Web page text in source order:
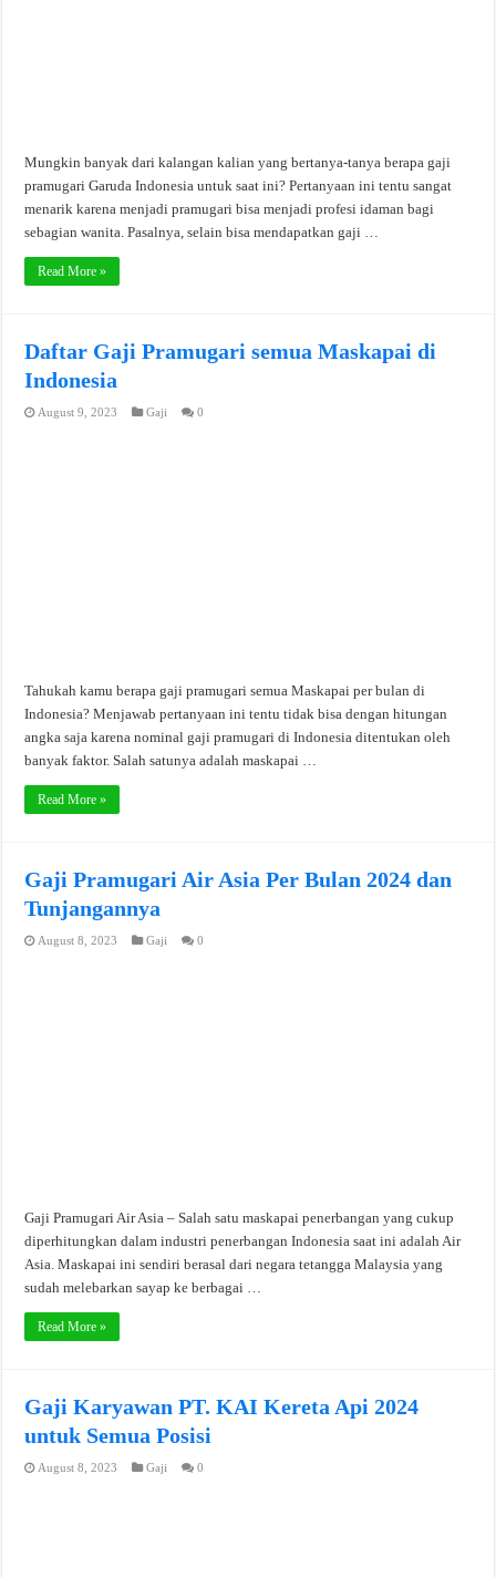
Mungkin banyak dari kalangan kalian yang bertanya-tanya berapa gaji
pramugari Garuda Indonesia untuk saat ini? Pertanyaan ini tentu sangat
menarik karena menjadi pramugari bisa menjadi profesi idaman bagi
sebagian wanita. Pasalnya, selain bisa mendapatkan gaji …
Read More »
Daftar Gaji Pramugari semua Maskapai di
Indonesia
August 9, 2023 Gaji 0
Tahukah kamu berapa gaji pramugari semua Maskapai per bulan di
Indonesia? Menjawab pertanyaan ini tentu tidak bisa dengan hitungan
angka saja karena nominal gaji pramugari di Indonesia ditentukan oleh
banyak faktor. Salah satunya adalah maskapai …
Read More »
Gaji Pramugari Air Asia Per Bulan 2024 dan
Tunjangannya
August 8, 2023 Gaji 0
Gaji Pramugari Air Asia – Salah satu maskapai penerbangan yang cukup
diperhitungkan dalam industri penerbangan Indonesia saat ini adalah Air
Asia. Maskapai ini sendiri berasal dari negara tetangga Malaysia yang
sudah melebarkan sayap ke berbagai …
Read More »
Gaji Karyawan PT. KAI Kereta Api 2024
untuk Semua Posisi
August 8, 2023 Gaji 0